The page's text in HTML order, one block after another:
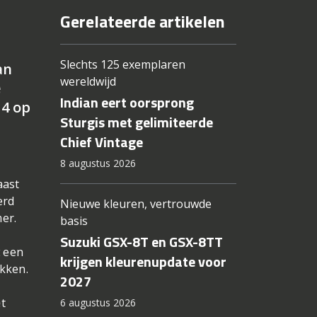
op
Gerelateerde artikelen
Slechts 125 exemplaren
wereldwijd
Indian eert oorsprong
Sturgis met gelimiteerde
Chief Vintage
8 augustus 2026
Nieuwe kleuren, vertrouwde
basis
Suzuki GSX-8T en GSX-8TT
krijgen kleurenupdate voor
2027
6 augustus 2026